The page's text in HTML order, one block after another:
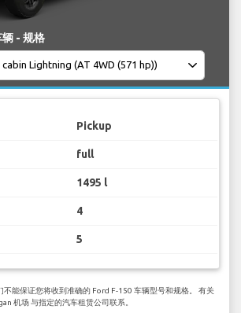
- 规格
Pickup
full
1495 l
4
5
不能保证您将收到准确的 Ford F-150 车辆型号和规格。 有关
机场 与指定的汽车租赁公司联系。